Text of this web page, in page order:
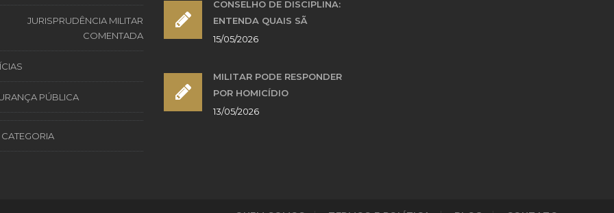
JURISPRUDÊNCIA MILITAR
COMENTADA
PÚBLICA
CONSELHO DE DISCIPLINA:
ENTENDA QUAIS SÃ
15/05/2026
MILITAR PODE RESPONDER
POR HOMICÍDIO
13/05/2026